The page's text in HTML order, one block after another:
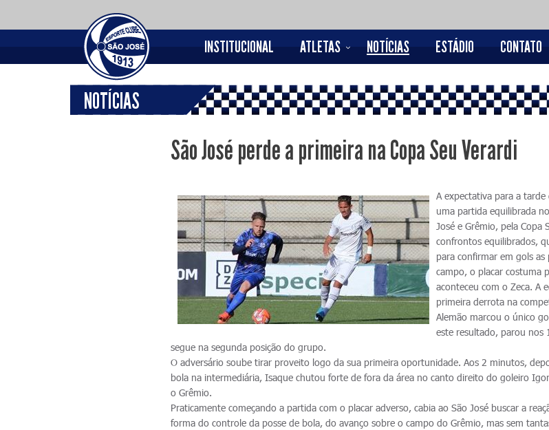
INSTITUCIONAL ATLETAS NOTÍCIAS ESTÁDIO CONTATO
NOTÍCIAS
São José perde a primeira na Copa Seu Verardi
A expectativa para a
uma partida equilibrada
José e Grêmio, pela Copa
confrontos equilibrados,
para confirmar em gols as
campo, o placar costuma
aconteceu com o Zeca. A
primeira derrota na
Alemão marcou o único
este resultado, parou nos
segue na segunda posição do grupo.
O adversário soube tirar proveito logo da sua primeira oportunidade. Aos 2 minutos,
bola na intermediária, Isaque chutou forte de fora da área no canto direito do goleiro
o Grêmio.
Praticamente começando a partida com o placar adverso, cabia ao São José buscar a
forma do controle da posse de bola, do avanço sobre o campo do Grêmio, mas sem